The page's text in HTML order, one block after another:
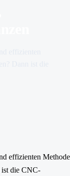
effizienten Methode
ist die CNC-